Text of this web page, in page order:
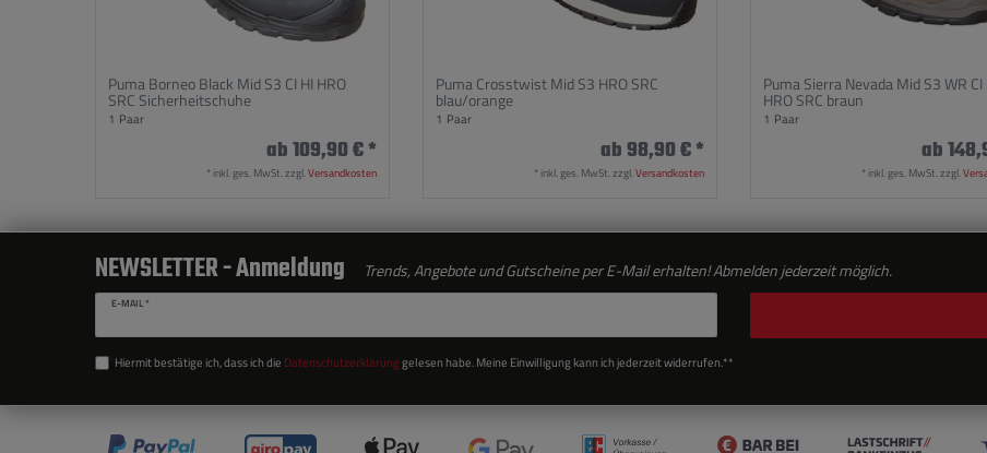
Puma Borneo Black Mid S3 CI HI HRO
SRC Sicherheitschuhe
ab 109,90 € *
1 Paar
* inkl. ges. MwSt.zzgl.Versandkosten
Puma Crosstwist Mid S3 HRO SRC
blau/orange
ab 98,90 € *
1 Paar
* inkl. ges. MwSt.zzgl.Versandkosten
Puma Sierra Nevada Mid S3 WR CI
HRO SRC braun
ab
1 Paar
* inkl. ges. MwSt.zzgl.
NEWSLETTER - Anmeldung Trends, Angebote und Gutscheine per E-Mail erhalten! Abmelden jederzeit möglich.
E-MAIL *
Hiermit bestätige ich, dass ich die Daten­schutz­erklärunggelesen habe. Meine Einwilligung kann ich jederzeit widerrufen.**